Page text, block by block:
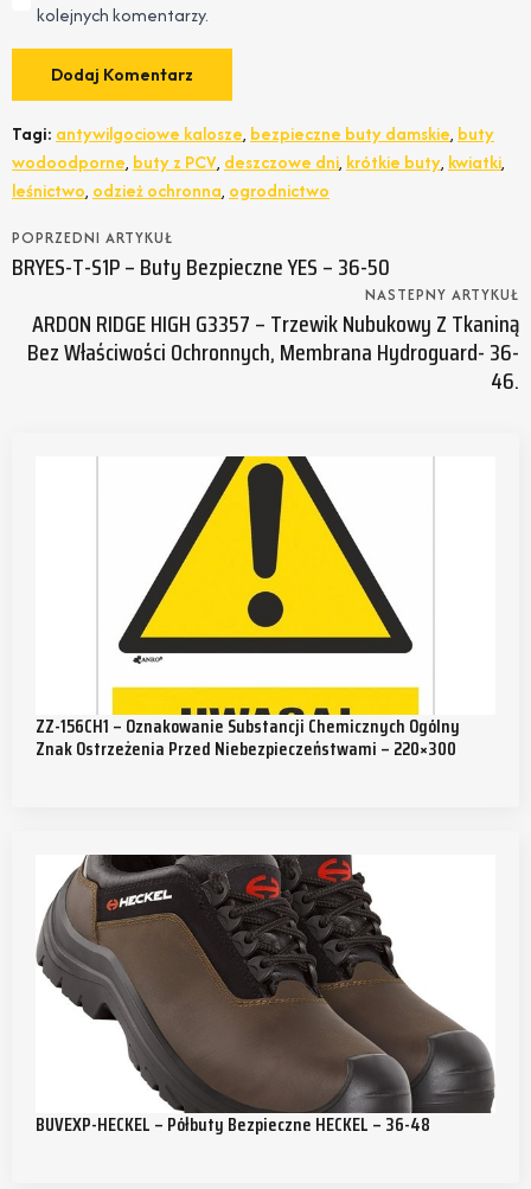
kolejnych komentarzy.
Tagi: antywilgociowe kalosze, bezpieczne buty damskie, buty
wodoodporne, buty z PCV, deszczowe dni, krótkie buty, kwiatki,
leśnictwo, odzież ochronna, ogrodnictwo
POPRZEDNI ARTYKUŁ
BRYES-T-S1P – Buty Bezpieczne YES – 36-50
NASTEPNY ARTYKUŁ
ARDON RIDGE HIGH G3357 – Trzewik Nubukowy Z Tkaniną
Bez Właściwości Ochronnych, Membrana Hydroguard- 36-
46.
ZZ-156CH1 – Oznakowanie Substancji Chemicznych Ogólny
Znak Ostrzeżenia Przed Niebezpieczeństwami – 220×300
BUVEXP-HECKEL – Półbuty Bezpieczne HECKEL – 36-48